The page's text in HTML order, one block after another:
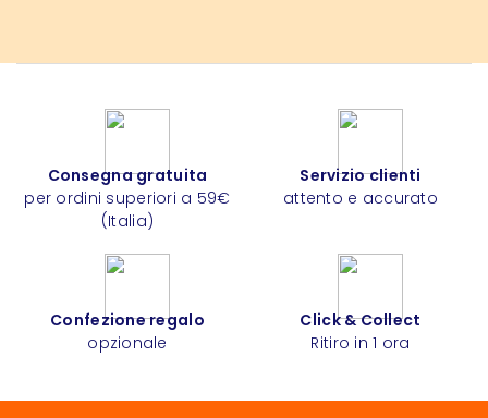
Consegna gratuita
per ordini superiori a 59€
(Italia)
Servizio clienti
attento e accurato
Confezione regalo
opzionale
Click & Collect
Ritiro in 1 ora